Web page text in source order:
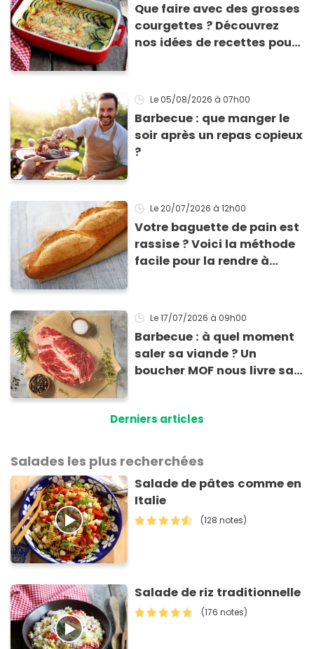
Que faire avec des grosses
courgettes ? Découvrez
nos idées de recettes pour
Le 05/08/2026 à 07h00
Barbecue : que manger le
soir après un repas copieux
?
Le 20/07/2026 à 12h00
Votre baguette de pain est
rassise ? Voici la méthode
facile pour la rendre à
Le 17/07/2026 à 09h00
Barbecue : à quel moment
saler sa viande ? Un
boucher MOF nous livre sa
Derniers articles
Salades les plus recherchées
Salade de pâtes comme en
Italie
(128 notes)
Salade de riz traditionnelle
(176 notes)